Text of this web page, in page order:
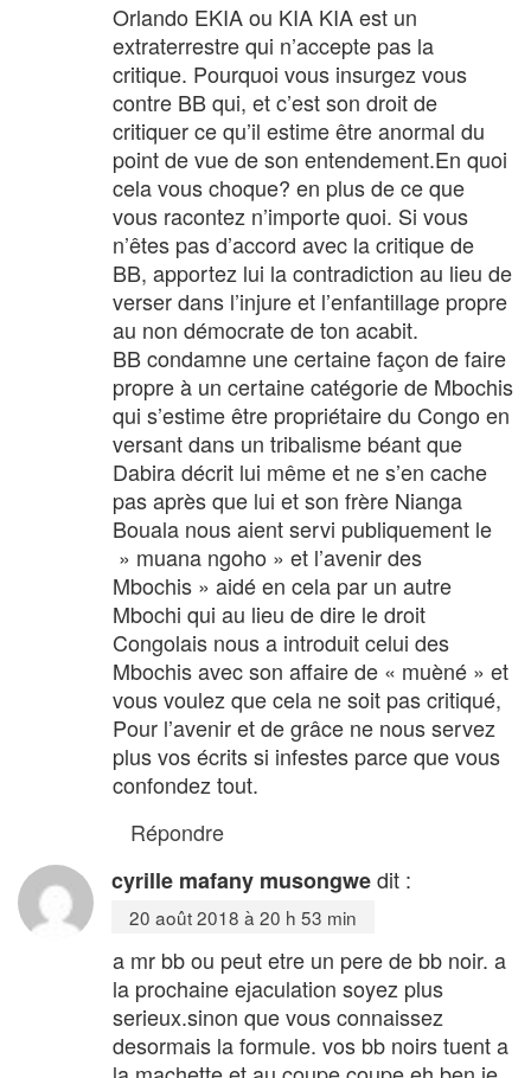
Orlando EKIA ou KIA KIA est un
extraterrestre qui n’accepte pas la
critique. Pourquoi vous insurgez vous
contre BB qui, et c’est son droit de
critiquer ce qu’il estime être anormal du
point de vue de son entendement.En quoi
cela vous choque? en plus de ce que
vous racontez n’importe quoi. Si vous
n’êtes pas d’accord avec la critique de
BB, apportez lui la contradiction au lieu de
verser dans l’injure et l’enfantillage propre
au non démocrate de ton acabit.
BB condamne une certaine façon de faire
propre à un certaine catégorie de Mbochis
qui s’estime être propriétaire du Congo en
versant dans un tribalisme béant que
Dabira décrit lui même et ne s’en cache
pas après que lui et son frère Nianga
Bouala nous aient servi publiquement le
» muana ngoho » et l’avenir des
Mbochis » aidé en cela par un autre
Mbochi qui au lieu de dire le droit
Congolais nous a introduit celui des
Mbochis avec son affaire de « muèné » et
vous voulez que cela ne soit pas critiqué,
Pour l’avenir et de grâce ne nous servez
plus vos écrits si infestes parce que vous
confondez tout.
Répondre
cyrille mafany musongwedit :
20 août 2018 à 20 h 53 min
a mr bb ou peut etre un pere de bb noir. a
la prochaine ejaculation soyez plus
serieux.sinon que vous connaissez
desormais la formule. vos bb noirs tuent a